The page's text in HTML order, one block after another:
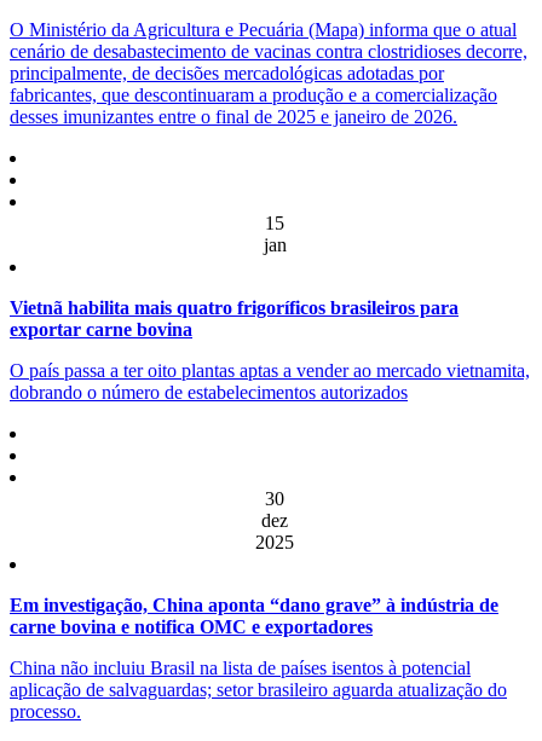
O Ministério da Agricultura e Pecuária (Mapa) informa que o atual
cenário de desabastecimento de vacinas contra clostridioses decorre,
principalmente, de decisões mercadológicas adotadas por
fabricantes, que descontinuaram a produção e a comercialização
desses imunizantes entre o final de 2025 e janeiro de 2026.
15
jan
Vietnã habilita mais quatro frigoríficos brasileiros para
exportar carne bovina
O país passa a ter oito plantas aptas a vender ao mercado vietnamita,
dobrando o número de estabelecimentos autorizados
30
dez
2025
Em investigação, China aponta “dano grave” à indústria de
carne bovina e notifica OMC e exportadores
China não incluiu Brasil na lista de países isentos à potencial
aplicação de salvaguardas; setor brasileiro aguarda atualização do
processo.